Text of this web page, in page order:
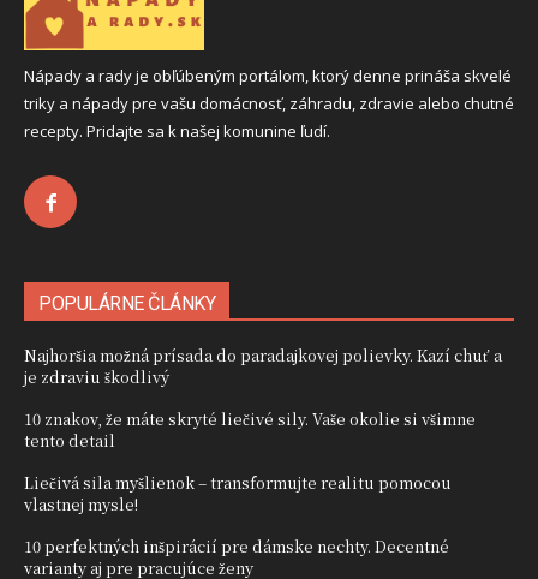
Nápady a rady je obľúbeným portálom, ktorý denne prináša skvelé
triky a nápady pre vašu domácnosť, záhradu, zdravie alebo chutné
recepty. Pridajte sa k našej komunine ľudí.
POPULÁRNE ČLÁNKY
Najhoršia možná prísada do paradajkovej polievky. Kazí chuť a
je zdraviu škodlivý
10 znakov, že máte skryté liečivé sily. Vaše okolie si všimne
tento detail
Liečivá sila myšlienok – transformujte realitu pomocou
vlastnej mysle!
10 perfektných inšpirácií pre dámske nechty. Decentné
varianty aj pre pracujúce ženy